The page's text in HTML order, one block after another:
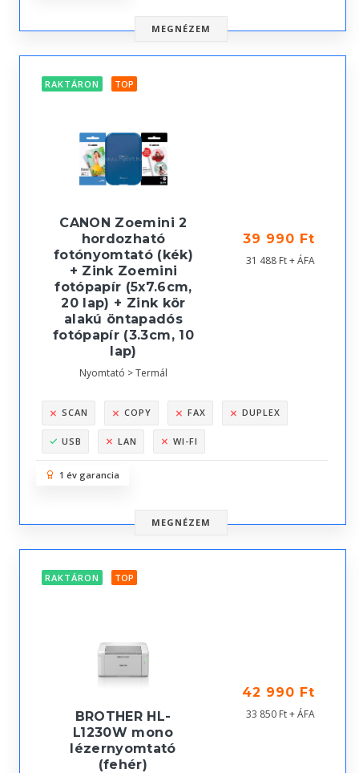
MEGNÉZEM
RAKTÁRON TOP
CANON Zoemini 2
hordozható
fotónyomtató (kék)
+ Zink Zoemini
fotópapír (5x7.6cm,
20 lap) + Zink kör
alakú öntapadós
fotópapír (3.3cm, 10
lap)
Nyomtató > Termál
39 990 Ft
31 488 Ft + ÁFA
SCAN COPY FAX DUPLEX
USB LAN WI-FI
1 év garancia
MEGNÉZEM
RAKTÁRON TOP
BROTHER HL-
L1230W mono
lézernyomtató
(fehér)
42 990 Ft
33 850 Ft + ÁFA